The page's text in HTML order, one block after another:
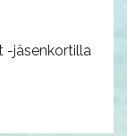
-jäsenkortilla